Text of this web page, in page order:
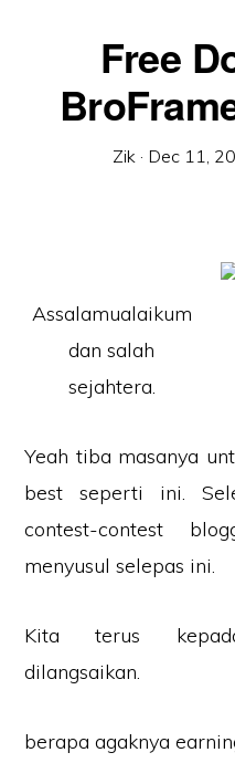
Free
Zik· Dec 11,
Assalamualaikum
dan salah
sejahtera.
Yeah tiba masanya
best seperti ini.
contest-contest
menyusul selepas ini.
Kita terus
dilangsaikan.
berapa agaknya